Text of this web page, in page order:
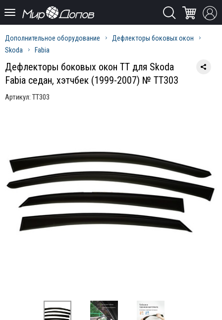
Дополнительное оборудование
Дефлекторы боковых окон
Skoda
Fabia
Дефлекторы боковых окон TT для Skoda
Fabia седан, хэтчбек (1999-2007) № TT303
Артикул: TT303